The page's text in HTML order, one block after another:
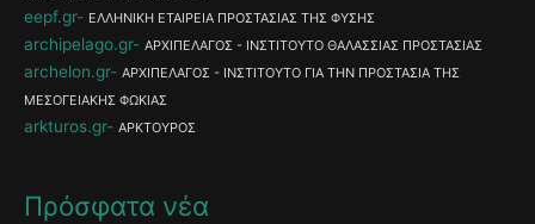
eepf.gr ΕΛΛΗΝΙΚΗ ΕΤΑΙΡΕΙΑ ΠΡΟΣΤΑΣΙΑΣ ΤΗΣ ΦΥΣΗΣ
archipelago.gr ΑΡΧΙΠΕΛΑΓΟΣ - ΙΝΣΤΙΤΟΥΤΟ ΘΑΛΑΣΣΙΑΣ ΠΡΟΣΤΑΣΙΑΣ
archelon.gr
ΑΡΧΙΠΕΛΑΓΟΣ - ΙΝΣΤΙΤΟΥΤΟ ΓΙΑ ΤΗΝ ΠΡΟΣΤΑΣΙΑ ΤΗΣ
ΜΕΣΟΓΕΙΑΚΗΣ ΦΩΚΙΑΣ
arkturos.gr ΑΡΚΤΟΥΡΟΣ
Πρόσφατα νέα